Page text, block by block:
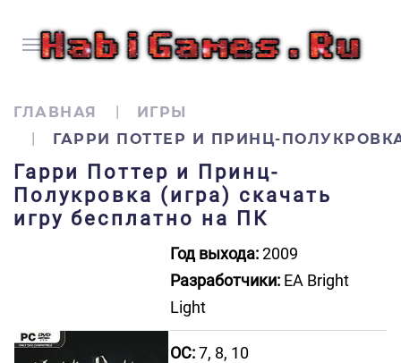
ГЛАВНАЯ
ИГРЫ
ГАРРИ ПОТТЕР И ПРИНЦ-
Гарри Поттер и Принц-
Полукровка (игра) скачать
игру бесплатно на ПК
Год выхода:2009
Разработчики: EA Bright
Light
ОС:7, 8, 10